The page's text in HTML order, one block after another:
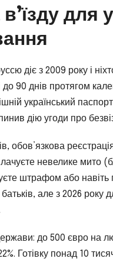
для
діє з 2009 року і
до 90 днів протягом
український
дію угоди про
невелике мито
штрафом або навіть
але з 2026 року
до 500 євро на
Готівку понад 10